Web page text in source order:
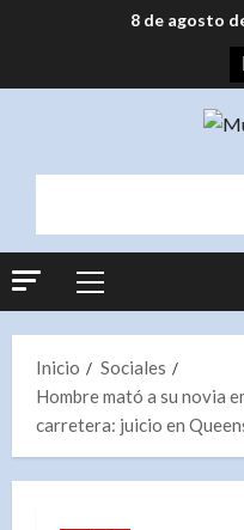
8 de agosto
Menú
Inicio
Sociales
Hombre mató a su novia
carretera: juicio en